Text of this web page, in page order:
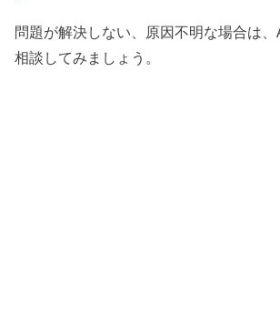
問題が解決しない、原因不明な場合は
相談してみましょう。